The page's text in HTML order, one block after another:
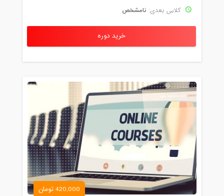
کلاس بعدی: نامشخص
خرید دوره
420,000 تومان